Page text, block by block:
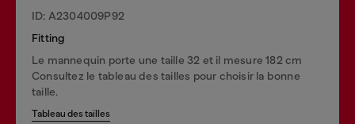
ID: A2304009P92
Fitting
Le mannequin porte une taille 32 et il mesure 182 cm
Consultez le tableau des tailles pour choisir la bonne
taille.
Tableau des tailles